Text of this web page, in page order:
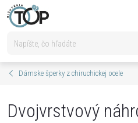
Prejsť
na
Dámske šperky z chiruchickej ocele
Dvojvrstvový